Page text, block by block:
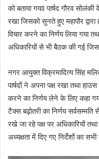
को बताया गयाl पार्षद गौरव
रखा जिसको सुनते हुए महापौर
विचार करने का निर्णय लिया गया
अधिकारियों से भी बैठक की गई
नगर आयुक्त विक्रमादित्य सिंह
पार्षदों ने अपना पक्ष रखा तथा
करने का निर्णय लेने के लिए कहा
टैक्स बढ़ोतरी का निर्णय सर्वसम्मति
रखे जा रहे पक्ष पर अधिकारियों तथा
अध्यक्षता में दिए गए निर्देशों का सभी